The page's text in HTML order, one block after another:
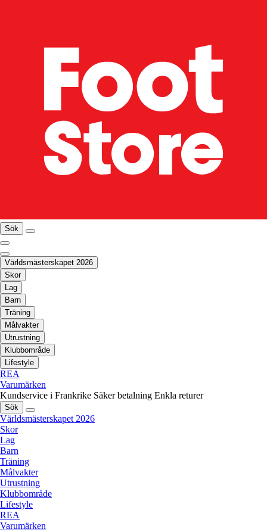
Sök
Världsmästerskapet 2026
Skor
Lag
Barn
Träning
Målvakter
Utrustning
Klubbområde
Lifestyle
REA
Varumärken
Kundservice i Frankrike Säker betalning Enkla returer
Sök
Världsmästerskapet 2026
Skor
Lag
Barn
Träning
Målvakter
Utrustning
Klubbområde
Lifestyle
REA
Varumärken